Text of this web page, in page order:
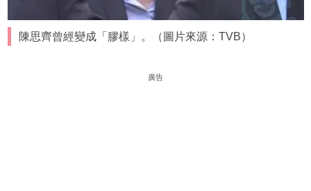
陳思齊曾經變成「膠樣」。（圖片來源：TVB）
廣告